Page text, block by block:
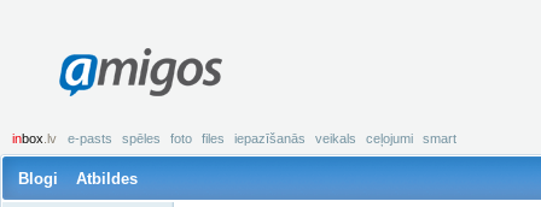
amigos
inbox .lv e-pasts spēles foto files iepazīšanās veikals ceļojumi smart
Blogi Atbildes